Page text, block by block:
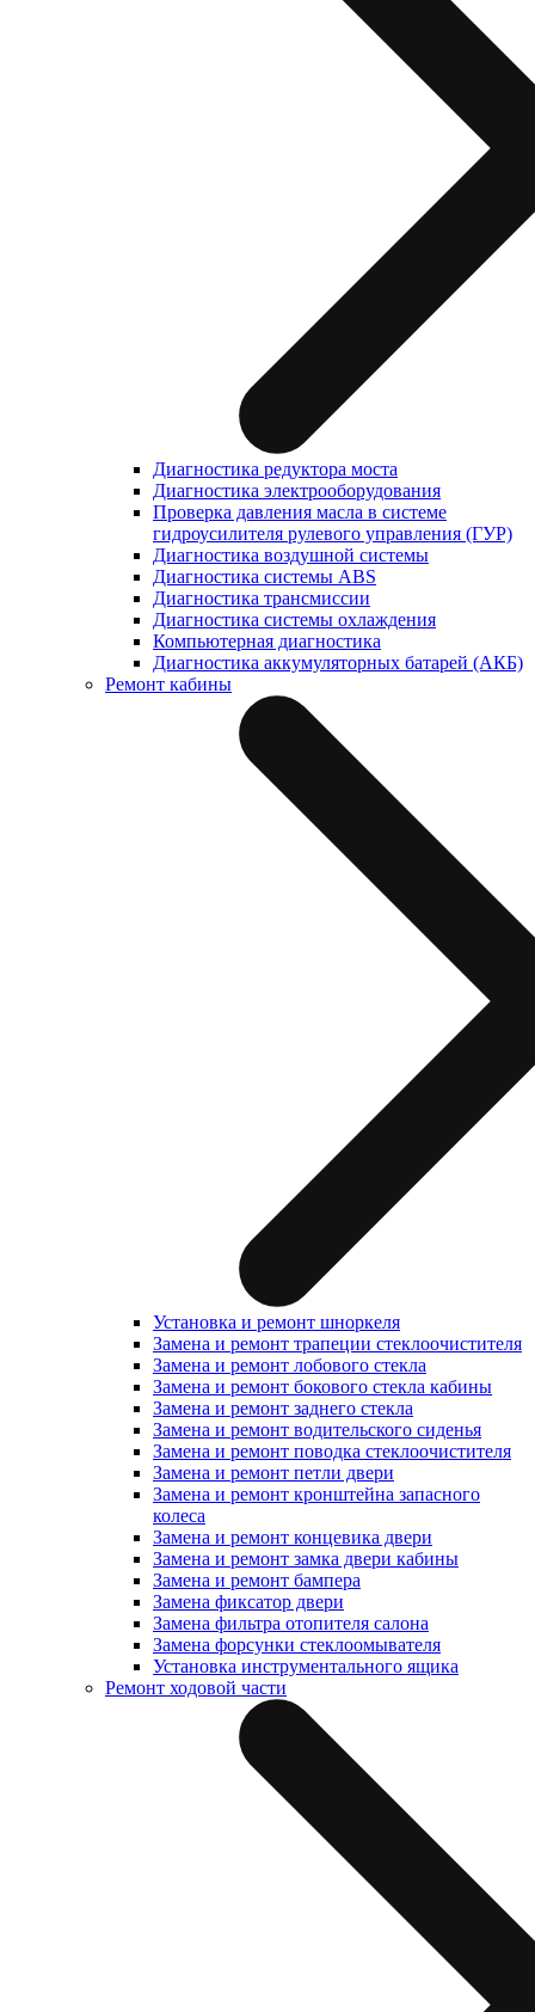
Диагностика редуктора моста
Диагностика электрооборудования
Проверка давления масла в системе
гидроусилителя рулевого управления (ГУР)
Диагностика воздушной системы
Диагностика системы ABS
Диагностика трансмиссии
Диагностика системы охлаждения
Компьютерная диагностика
Диагностика аккумуляторных батарей (АКБ)
Ремонт кабины
Установка и ремонт шноркеля
Замена и ремонт трапеции стеклоочистителя
Замена и ремонт лобового стекла
Замена и ремонт бокового стекла кабины
Замена и ремонт заднего стекла
Замена и ремонт водительского сиденья
Замена и ремонт поводка стеклоочистителя
Замена и ремонт петли двери
Замена и ремонт кронштейна запасного
колеса
Замена и ремонт концевика двери
Замена и ремонт замка двери кабины
Замена и ремонт бампера
Замена фиксатор двери
Замена фильтра отопителя салона
Замена форсунки стеклоомывателя
Установка инструментального ящика
Ремонт ходовой части